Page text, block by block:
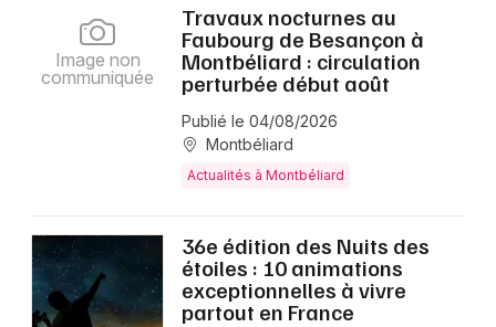
Travaux nocturnes au
Faubourg de Besançon à
Montbéliard : circulation
perturbée début août
Publié le 04/08/2026
Montbéliard
Actualités à Montbéliard
Image non
communiquée
36e édition des Nuits des
étoiles : 10 animations
exceptionnelles à vivre
partout en France